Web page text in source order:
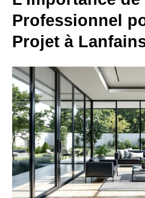
Professionnel
Projet à